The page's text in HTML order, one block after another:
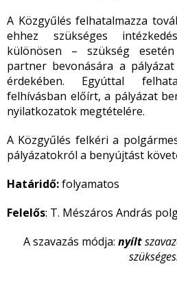
A Közgyűlés felhatalmazza
ehhez szükséges
különösen – szükség
partner bevonására a
érdekében. Egyúttal
felhívásban előírt, a pályázat
nyilatkozatok megtételére.
A Közgyűlés felkéri a
pályázatokról a benyújtást
Határidő:folyamatos
Felelős: T. Mészáros András
A szavazás módja: nyílt